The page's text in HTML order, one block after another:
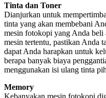
Tinta dan Toner
Dianjurkan untuk
tinta yang akan membebani
mesin fotokopi yang Anda beli
mesin tertentu, pastikan Anda
dapat Anda harapkan untuk
berapa banyak biaya
menggunakan isi ulang tinta
Memory
Kebanyakan mesin fotokopi